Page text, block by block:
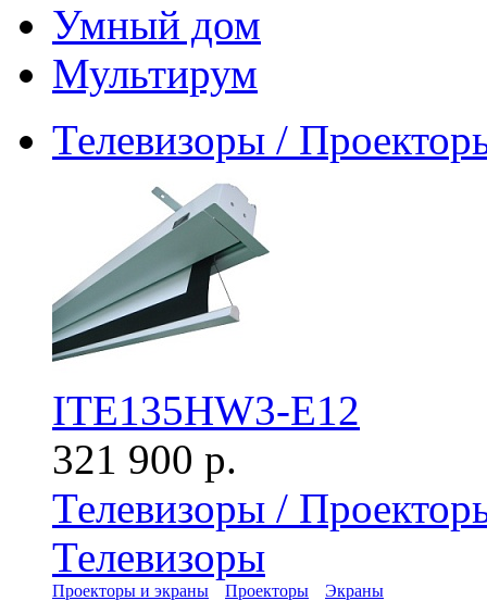
Умный дом
Мультирум
Телевизоры /
ITE135HW3-E12
321 900 р.
Телевизоры /
Телевизоры
Проекторы и экраны Проекторы Экраны